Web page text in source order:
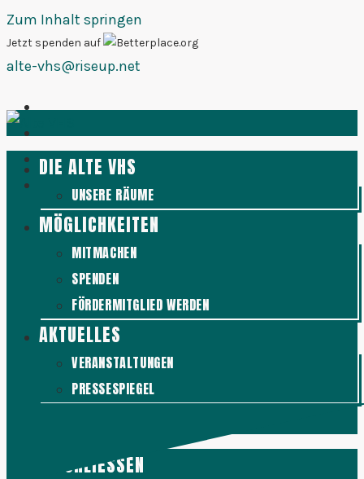
Zum Inhalt springen
Jetzt spenden auf
alte-vhs@riseup.net
DIE ALTE VHS
UNSERE RÄUME
MÖGLICHKEITEN
MITMACHEN
SPENDEN
FÖRDERMITGLIED WERDEN
AKTUELLES
VERANSTALTUNGEN
PRESSESPIEGEL
SCHLIESSEN